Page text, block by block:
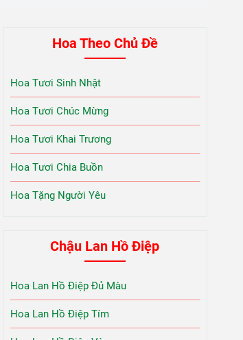
Hoa Theo Chủ Đề
Hoa Tươi Sinh Nhật
Hoa Tươi Chúc Mừng
Hoa Tươi Khai Trương
Hoa Tươi Chia Buồn
Hoa Tặng Người Yêu
Chậu Lan Hồ Điệp
Hoa Lan Hồ Điệp Đủ Màu
Hoa Lan Hồ Điệp Tím